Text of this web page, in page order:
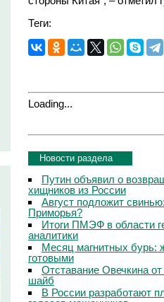
Теги:
Loading...
Новости раздела
Путин объявил о
хищников из России
Август подложит
Приморья?
Итоги ПМЭФ в области
аналитики
Месяц магнитных бурь:
готовыми
Отставание Овечкина
шайб
В России разработают